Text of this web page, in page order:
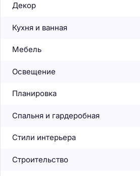
Декор
Кухня и ванная
Мебель
Освещение
Планировка
Спальня и гардеробная
Стили интерьера
Строительство